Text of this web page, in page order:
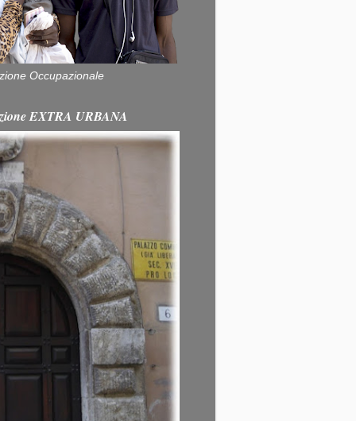
Occupazionale
EXTRA URBANA